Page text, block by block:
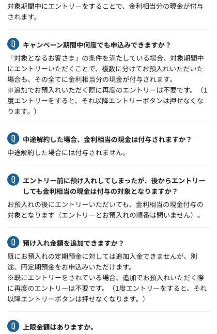
対象期間中にエントリーをすることで、金利相当分の現金が付与
されます。
キャンペーン期間中何度でも申込みできますか？
「対象となるお客さま」の条件を満たしている場合、対象期間中
にエントリーいただくことで、複数に分けてお預入れいただいた
場合も、その全てに金利相当分の現金が付与されます。
※追加でお預入れいただく際に再度のエントリーは不要です。（1
度エントリーをすると、それ以降エントリーボタンは押せなくな
ります。）
中途解約した場合、金利相当の現金は付与されますか？
中途解約した場合には付与されません。
エントリー前に預け入れしてしまったが、後からエントリー
しても金利相当の現金は付与の対象となりますか？
お預入れの後にエントリーいただいても、金利相当の現金付与の
対象となります（エントリーとお預入れの順番は問いません）。
預け入れ金額を追加できますか？
既にお預入れの定期預金に対しては追加入金できませんが、別
途、円定期預金をお申込みいただけます。
※既にエントリーをされている場合、追加でお預入れいただく際
に再度のエントリーは不要です。（1度エントリーをすると、それ
以降エントリーボタンは押せなくなります。）
上限金額はありますか。